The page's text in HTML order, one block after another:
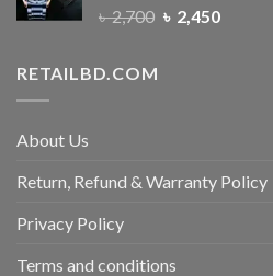
৳2,700 ৳ 2,450
RETAILBD.COM
About Us
Return, Refund & Warranty Policy
Privacy Policy
Terms and conditions